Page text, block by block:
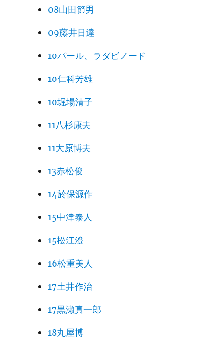
08山田節男
09藤井日達
10パール、ラダビノード
10仁科芳雄
10堀場清子
11八杉康夫
11大原博夫
13赤松俊
14於保源作
15中津泰人
15松江澄
16松重美人
17土井作治
17黒瀬真一郎
18丸屋博